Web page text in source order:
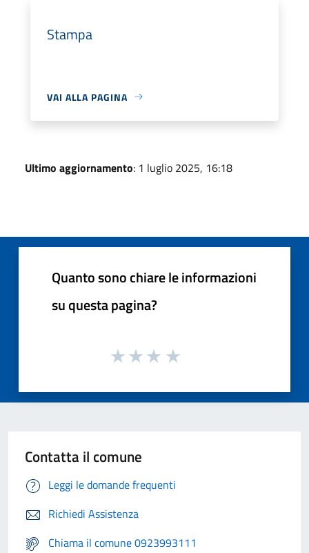
Stampa
VAI ALLA PAGINA
Ultimo aggiornamento: 1 luglio 2025, 16:18
Quanto sono chiare le informazioni
su questa pagina?
Contatta il comune
Leggi le domande frequenti
Richiedi Assistenza
Chiama il comune 0923993111